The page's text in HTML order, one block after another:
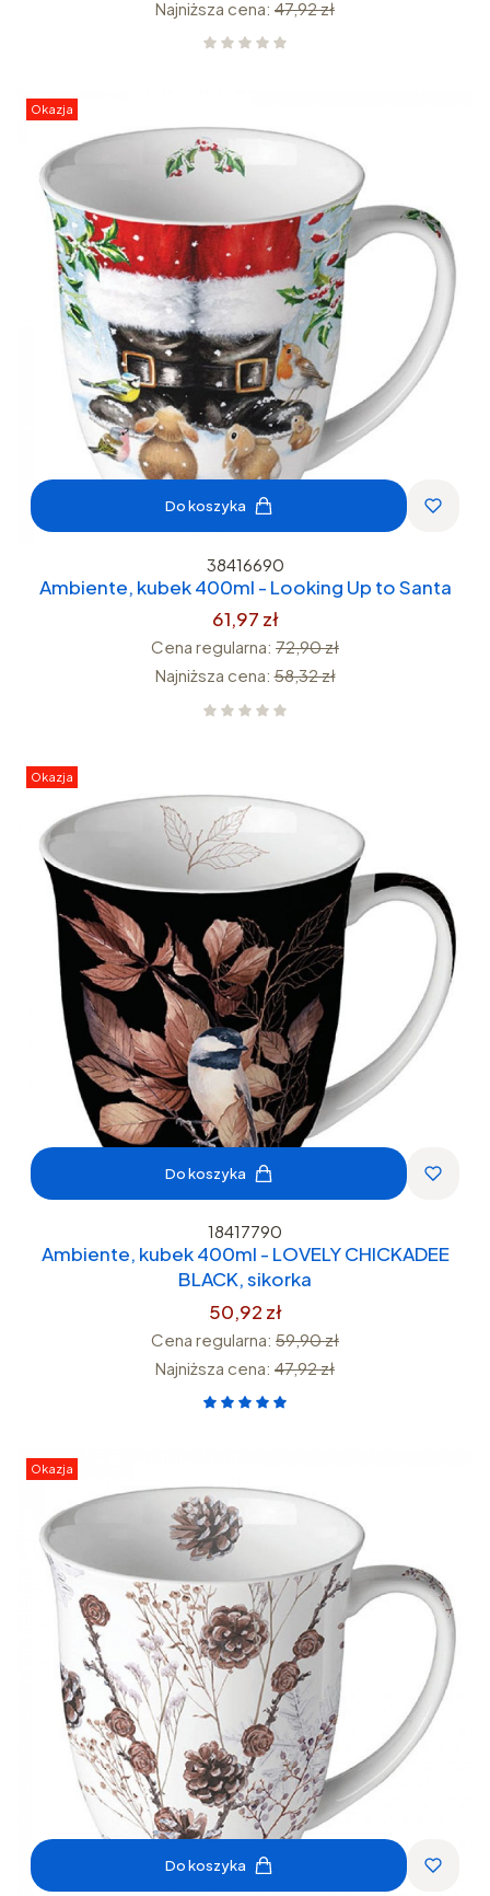
Najniższa cena: 47,92 zł
Okazja
Do koszyka
38416690
Ambiente, kubek 400ml - Looking Up to Santa
61,97 zł
Cena regularna: 72,90 zł
Najniższa cena: 58,32 zł
Okazja
Do koszyka
18417790
Ambiente, kubek 400ml - LOVELY CHICKADEE
BLACK, sikorka
50,92 zł
Cena regularna: 59,90 zł
Najniższa cena: 47,92 zł
Okazja
Do koszyka